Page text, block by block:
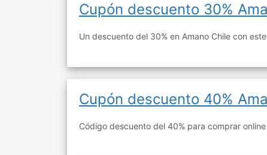
Cupón descuento 30%
Un descuento del 30% en Amano Chile con
Cupón descuento 40%
Código descuento del 40% para comprar